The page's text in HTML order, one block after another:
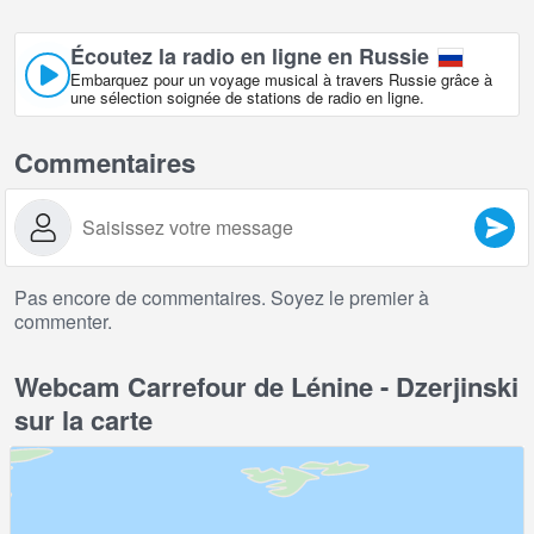
Écoutez la radio en ligne en Russie
Embarquez pour un voyage musical à travers Russie grâce à
une sélection soignée de stations de radio en ligne.
Commentaires
Pas encore de commentaires. Soyez le premier à
commenter.
Webcam Carrefour de Lénine - Dzerjinski
sur la carte